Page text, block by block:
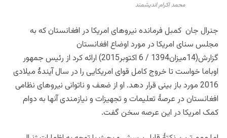
محمد اکرام اندیشمند
جنرال جان کمبل فرمانده نیروهای امریکا در افغانستان که به
مجلس سنای امریکا در مورد اوضاع افغانستان
گزارش(14میزان1394 / 6 اکتوبر2015) ارائه کرد از رئیس جمهور
اوباما خواست تا خروج کامل قوای امریکایی را در سال آیندۀ میلادی
2016 مورد باز بینی قرار دهد. او از ضعف و ناتوانی نیروهای نظامی
افغانستان در عرصۀ تعلیمات و تجهیزات و نیازمندی آنها به دوام
کمک امریکا در این عرصه سخن گفت.